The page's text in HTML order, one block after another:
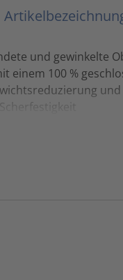
und gewinkelte
einem 100 %